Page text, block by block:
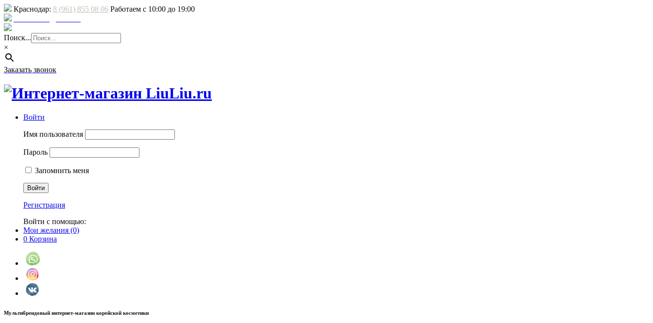
Краснодар: 8 (961) 855 08 06 Работаем с 10:00 до 19:00
Поиск...
×
Заказать звонок
Войти
Имя пользователя
Пароль
Запомнить меня
Регистрация
Войти с помощью:
Мои желания (0)
0 Корзина
Мультибрендовый интернет-магазин корейской косметики